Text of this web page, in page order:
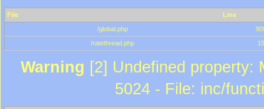
File
Line
/global.php
/ratethread.php
15
Warning [2] Undefined property:
5024 - File: inc/